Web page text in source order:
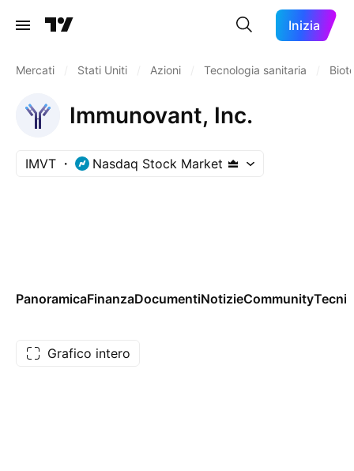
Inizia
Mercati Stati Uniti Azioni Tecnologia sanitaria
Immunovant, Inc.
IMVT Nasdaq Stock Market
PanoramicaFinanzaDocumentiNotizieCommunity
Grafico intero